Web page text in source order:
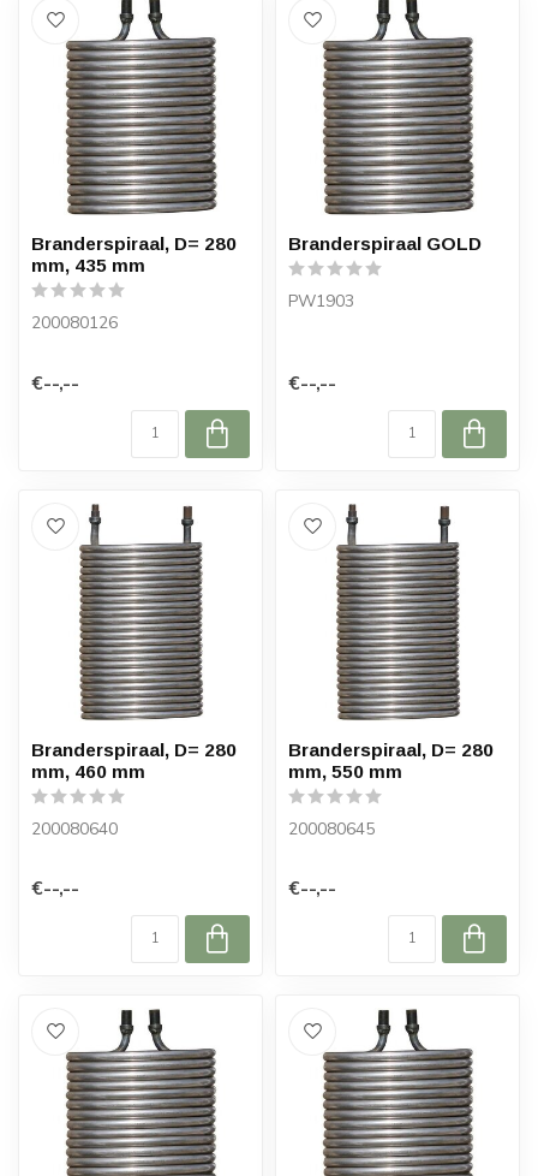
Branderspiraal, D= 280
mm, 435 mm
200080126
€--,--
Branderspiraal GOLD
PW1903
€--,--
Branderspiraal, D= 280
mm, 460 mm
200080640
€--,--
Branderspiraal, D= 280
mm, 550 mm
200080645
€--,--